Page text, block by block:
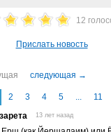
12
Прислать новость
2 3 4 5 ...
11
13 лет назад